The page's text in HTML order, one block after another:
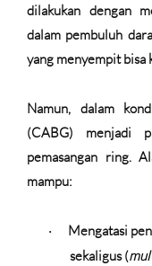
dilakukan dengan
dalam pembuluh
yang menyempit bisa
Namun, dalam
(CABG) menjadi
pemasangan ring.
mampu:
·
Mengatasi
sekaligus(